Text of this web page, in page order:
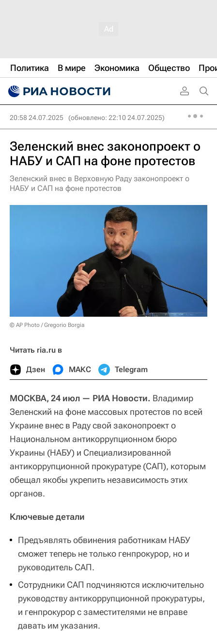
Политика В мире Экономика Общество
20:58 24.07.2025 (обновлено: 22:10 24.07.2025)
Зеленский внес законопроект о
НАБУ и САП на фоне протестов
Зеленский внес в Верховную Раду законопроект о
НАБУ и САП на фоне протестов
© AP Photo / Gregorio Borgia
Читать ria.ru в
Дзен МАКС Telegram
МОСКВА, 24 июл — РИА Новости. Владимир
Зеленский на фоне массовых протестов по всей
Украине внес в Раду свой законопроект о
Национальном антикоррупционном бюро
Украины (НАБУ) и Специализированной
антикоррупционной прокуратуре (САП), которым
обещал якобы укрепить независимость этих
органов.
Ключевые детали
Предъявлять обвинения работникам НАБУ
сможет теперь не только генпрокурор, но и
руководитель САП.
Сотрудники САП подчиняются исключительно
руководству антикоррупционной прокуратуры,
и генпрокурор с заместителями не вправе
давать им указания.